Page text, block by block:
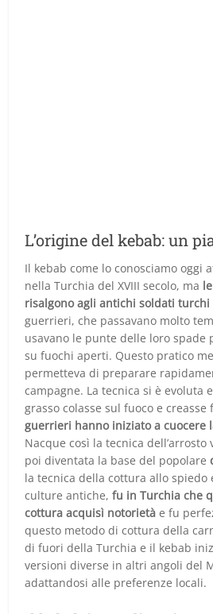
L’origine del kebab: un
Il kebab come lo conosciamo oggi
nella Turchia del XVIII secolo, ma
risalgono agli antichi soldati turchi
guerrieri, che passavano molto
usavano le punte delle loro spade
su fuochi aperti. Questo pratico
permetteva di preparare
campagne. La tecnica si è evoluta
grasso colasse sul fuoco e
guerrieri hanno iniziato a cuocere
Nacque così la tecnica
poi diventata la base del popolare
la tecnica della cottura allo spiedo
culture antiche,fu in Turchia che
cottura acquisì notorietà e fu
questo metodo di cottura della
di fuori della Turchia e il kebab
versioni diverse in altri angoli del
adattandosi alle preferenze locali.